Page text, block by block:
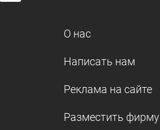
О нас
Написать нам
Реклама на сайте
Разместить фирму